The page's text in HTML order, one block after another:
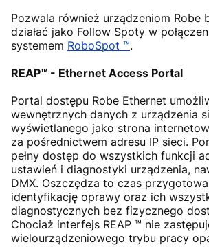
Pozwala również urządzeniom Robe
działać jako Follow Spoty w
systemem RoboSpot ™.
REAP™ - Ethernet Access Portal
Portal dostępu Robe Ethernet
wewnętrznych danych z urządzenia
wyświetlanego jako strona
za pośrednictwem adresu IP sieci.
pełny dostęp do wszystkich funkcji
ustawień i diagnostyki urządzenia,
DMX. Oszczędza to czas
identyfikację oprawy oraz ich
diagnostycznych bez fizycznego
Chociaż interfejs REAP ™ nie
wielourządzeniowego trybu pracy